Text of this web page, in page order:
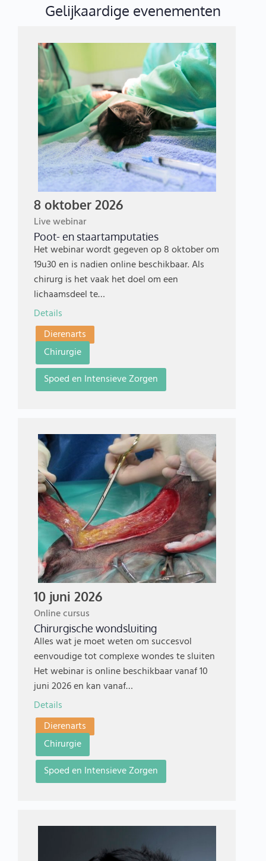
Gelijkaardige evenementen
8 oktober 2026
Live webinar
Poot- en staartamputaties
Het webinar wordt gegeven op 8 oktober om
19u30 en is nadien online beschikbaar. Als
chirurg is het vaak het doel om een
lichaamsdeel te…
Details
Dierenarts
Chirurgie
Spoed en Intensieve Zorgen
10 juni 2026
Online cursus
Chirurgische wondsluiting
Alles wat je moet weten om succesvol
eenvoudige tot complexe wondes te sluiten
Het webinar is online beschikbaar vanaf 10
juni 2026 en kan vanaf…
Details
Dierenarts
Chirurgie
Spoed en Intensieve Zorgen